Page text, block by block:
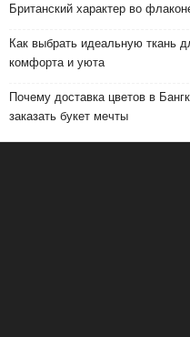
Британский характер во
Как выбрать идеальную ткань
комфорта и уюта
Почему доставка цветов в
заказать букет мечты